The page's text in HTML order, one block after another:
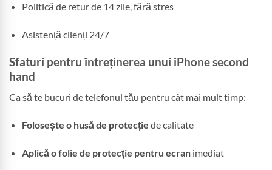
Politică de retur de 14 zile, fără stres
Asistență clienți 24/7
Sfaturi pentru întreținerea unui iPhone second
hand
Ca să te bucuri de telefonul tău pentru cât mai mult timp:
Folosește o husă de protecție de calitate
Aplică o folie de protecție pentru ecranimediat